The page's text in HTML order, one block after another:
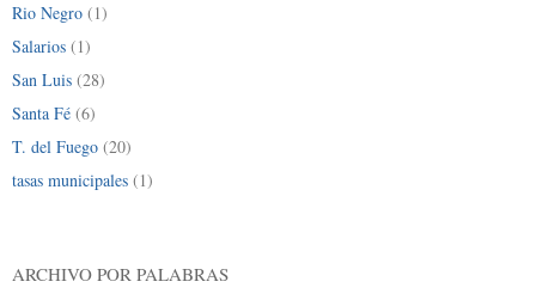
Rio Negro (1)
Salarios (1)
San Luis (28)
Santa Fé (6)
T. del Fuego (20)
tasas municipales (1)
ARCHIVO POR PALABRAS